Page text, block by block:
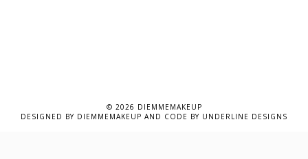
© 2026 DIEMMEMAKEUP
DESIGNED BY DIEMMEMAKEUP AND CODE BY UNDERLINE DESIGNS